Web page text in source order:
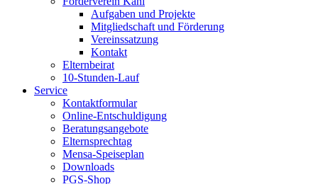
Aufgaben und Projekte
Mitgliedschaft und Förderung
Vereinssatzung
Kontakt
Elternbeirat
10-Stunden-Lauf
Service
Kontaktformular
Online-Entschuldigung
Beratungsangebote
Elternsprechtag
Mensa-Speiseplan
Downloads
PGS-Shop